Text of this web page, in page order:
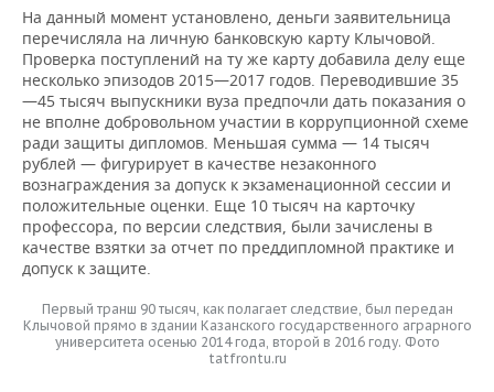
На данный момент установлено, деньги заявительница
перечисляла на личную банковскую карту Клычовой.
Проверка поступлений на ту же карту добавила делу еще
несколько эпизодов 2015—2017 годов. Переводившие 35
—45 тысяч выпускники вуза предпочли дать показания о
не вполне добровольном участии в коррупционной схеме
ради защиты дипломов. Меньшая сумма — 14 тысяч
рублей — фигурирует в качестве незаконного
вознаграждения за допуск к экзаменационной сессии и
положительные оценки. Еще 10 тысяч на карточку
профессора, по версии следствия, были зачислены в
качестве взятки за отчет по преддипломной практике и
допуск к защите.
Первый транш 90 тысяч, как полагает следствие, был передан
Клычовой прямо в здании Казанского государственного аграрного
университета осенью 2014 года, второй в 2016 году. Фото
tatfrontu.ru